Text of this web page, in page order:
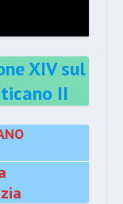
XIV sul
II